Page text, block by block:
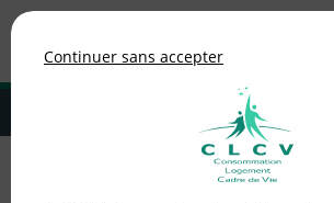
MENU
Adhérer à la CLCV
Continuer sans accepter